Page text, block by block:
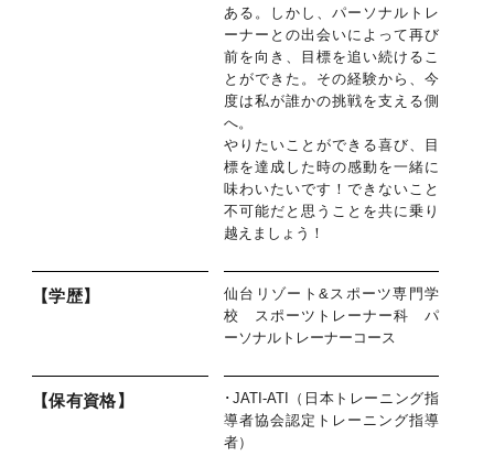
ある。しかし、パーソナルトレ
ーナーとの出会いによって再び
前を向き、目標を追い続けるこ
とができた。その経験から、今
度は私が誰かの挑戦を支える側
へ。
やりたいことができる喜び、目
標を達成した時の感動を一緒に
味わいたいです！できないこと
不可能だと思うことを共に乗り
越えましょう！
【学歴】
仙台リゾート&スポーツ専門学
校 スポーツトレーナー科 パ
ーソナルトレーナーコース
【保有資格】
･JATI-ATI（日本トレーニング指
導者協会認定トレーニング指導
者）